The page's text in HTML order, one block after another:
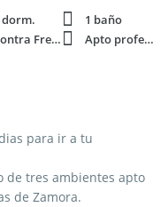
dorm.
1 baño
Contra Frente Apto profesi.
para ir a tu
de tres ambientes apto
de Zamora.